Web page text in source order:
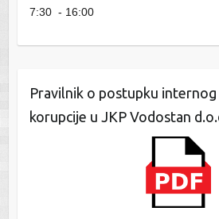
7:30 - 16:00
Pravilnik o postupku internog
korupcije u JKP Vodostan